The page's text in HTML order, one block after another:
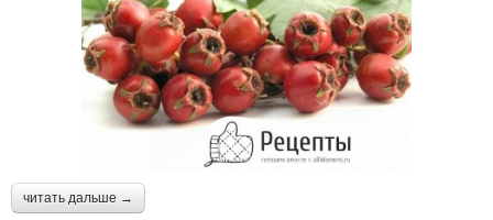
читать дальше →